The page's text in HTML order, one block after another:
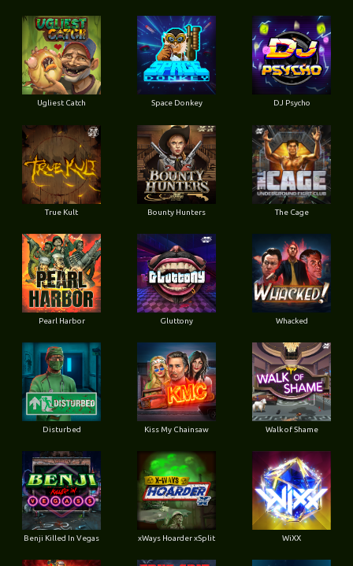
Ugliest Catch Space Donkey DJ Psycho
True Kult Bounty Hunters The Cage
Pearl Harbor Gluttony Whacked
Disturbed Kiss My Chainsaw Walk of Shame
Benji Killed In Vegas xWays Hoarder xSplit WiXX